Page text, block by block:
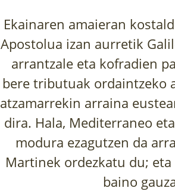
Ekainaren amaieran
Apostolua izan aurretik
arrantzale eta kofradien
bere tributuak ordaintzeko
atzamarrekin arraina
dira. Hala, Mediterraneo
modura ezagutzen da
Martinek ordezkatu du;
baino